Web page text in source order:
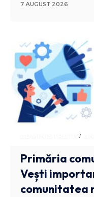
7 AUGUST 2026
ADMINISTRATIV
Primăria
Vești
comunitatea